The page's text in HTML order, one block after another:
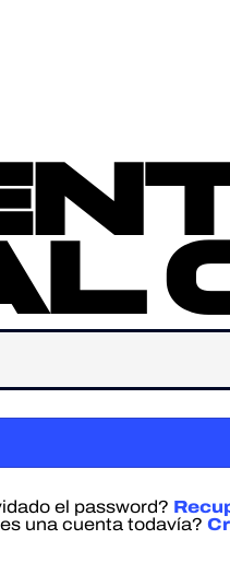
el password?
una cuenta todavía?